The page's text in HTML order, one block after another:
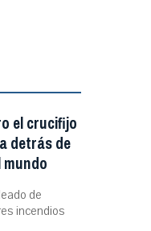
el crucifijo
detrás de
de
incendios